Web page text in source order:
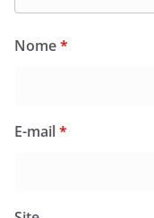
Nome*
E-mail*